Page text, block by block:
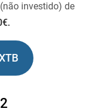
investido) de